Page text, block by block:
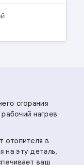
сгорания
нагрев
отопителя в
на эту деталь,
ваш